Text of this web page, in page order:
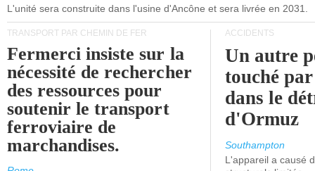
L'unité sera construite dans l'usine d'Ancône et sera livrée en 2031.
TRANSPORT PAR CHEMIN DE FER
Fermerci insiste sur la
nécessité de rechercher
des ressources pour
soutenir le transport
ferroviaire de
marchandises.
ACCIDENTS
Un autre
touché
dans le
d'Ormuz
Southampton
L'appareil a causé